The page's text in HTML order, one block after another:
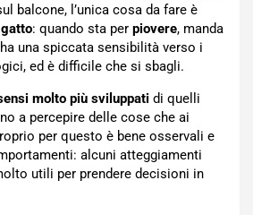
balcone, l’unica cosa da fare è
: quando sta per piovere, manda
una spiccata sensibilità verso i
ed è difficile che si sbagli.
molto più sviluppati di quelli
a percepire delle cose che ai
per questo è bene osservali e
alcuni atteggiamenti
utili per prendere decisioni in